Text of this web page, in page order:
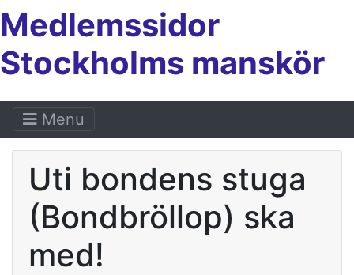
Medlemssidor
Stockholms manskör
Menu
Uti bondens stuga
(Bondbröllop) ska
med!